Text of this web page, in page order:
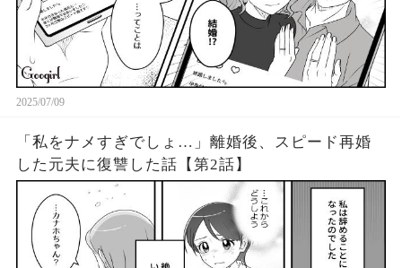
2025/07/09
「私をナメすぎでしょ…」離婚後、スピード再婚
した元夫に復讐した話【第2話】